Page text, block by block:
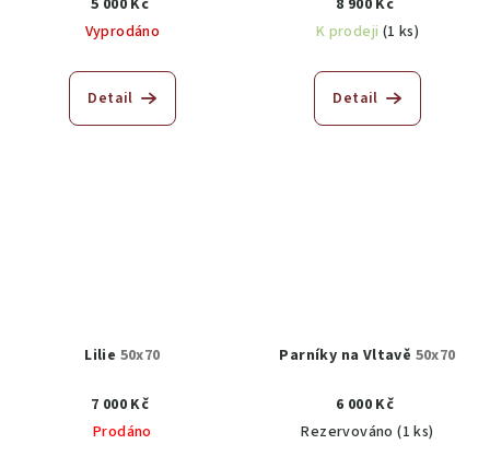
Vyprodáno
Detail
K prodeji (1 ks)
Detail
Lilie 50x70
7 000 Kč
Prodáno
Parníky na Vltavě 50x70
6 000 Kč
Rezervováno(1 ks)